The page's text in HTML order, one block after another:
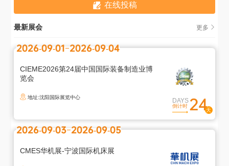
在线投稿
最新展会 更多
2026-09-01 2026-09-04
CIEME2026第24届中国国际装备制造业博
览会
地址:沈阳国际展览中心 DAYS
倒计时 24
2026-09-03 2026-09-05
CMES华机展-宁波国际机床展